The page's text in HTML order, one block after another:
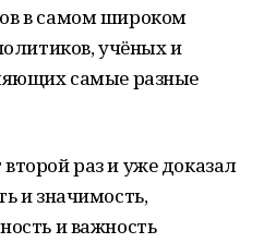
в самом широком
учёных и
самые разные
раз и уже доказал
и значимость,
и важность